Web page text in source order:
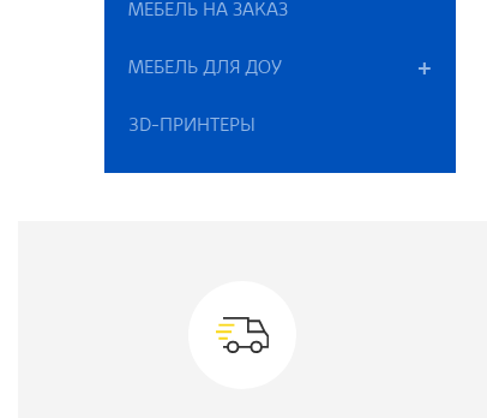
МЕБЕЛЬ НА ЗАКАЗ
МЕБЕЛЬ ДЛЯ ДОУ
3D-ПРИНТЕРЫ